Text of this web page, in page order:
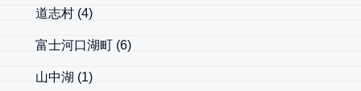
道志村 (4)
富士河口湖町 (6)
山中湖 (1)